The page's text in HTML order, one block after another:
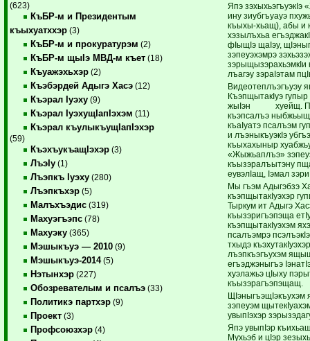
(623)
КъБР-м и Президентым
къыхуатххэр (3)
КъБР-м и прокуратурэм (2)
КъБР-м щыIэ МВД-м къет (18)
Къуажэхьхэр (2)
Къэбэрдей Адыгэ Хасэ (12)
Къэрал Iуэху (9)
Къэрал IуэхущIапIэхэм (11)
Къэрал къулыкъущIапIэхэр
(59)
КъэхъукъащIэхэр (3)
ЛъэIу (1)
Лъэпкъ Iуэху (280)
Лъэпкъхэр (5)
Малъхъэдис (319)
Махуэгъэпс (78)
Махуэку (365)
Мэшыкъуэ — 2010 (9)
Мэшыкъуэ-2014(5)
Нэтынхэр (227)
Обозревателым и псалъэ (33)
Политикэ партхэр (9)
Проект (3)
Профсоюзхэр (4)
Япэ зэхыхьэгъуэкIэ
ину зиубгъуауэ
къыхы-хьащ), абы и
хэзылъхьа
фIыщIэ щаIэу,
зэпеуэхэмрэ
зэрыщызэрахьэмкIи
лъагэу зэраIэтам
Видеотеплъэгъуэу
КъэпщытакIуэ
жыIэн хуейщ.
къэпсалъэ
къаIуатэ псалъэм
и лъэныкъуэкIэ
къыхахыныр
«Жыжьаплъэ»
къызэралъытэну
еувэлIащ, Iэмал
Мы гъэм Адыгэбзэ
къэпщытакIуэхэр
Тыркум ит Адыгэ
къызэригъэпэща
къэпщытакIуэхэм
псалъэмрэ
тхыдэ
лъэпкъэгъухэм
егъэджэныгъэ
хуэлажьэ цIыху
къызэрагъэпэщащ.
ЩIэныгъэщIэкъухэм
зэпеуэм
увыпIэхэр
Япэ увыпIэр
Мухьэб и цIэр